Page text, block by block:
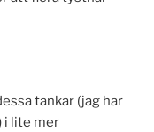
tankar (jag har
i lite mer